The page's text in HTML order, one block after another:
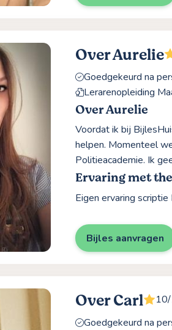
Over Aurelie
Goedgekeurd na
Lerarenopleiding
Over Aurelie
Voordat ik bij
helpen. Momenteel
Politieacademie. Ik
Ervaring met
Eigen ervaring
Bijles aanvragen
Over Carl
Goedgekeurd na